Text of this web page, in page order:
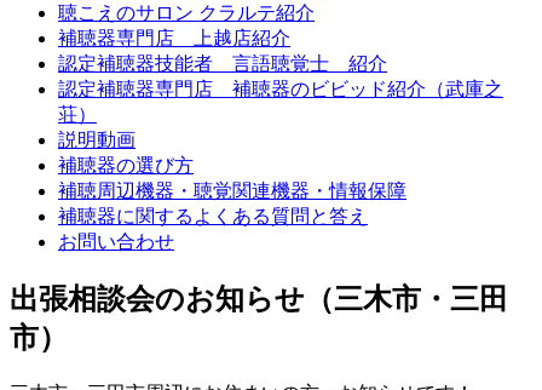
聴こえのサロン クラルテ紹介
補聴器専門店 上越店紹介
認定補聴器技能者 言語聴覚士 紹介
認定補聴器専門店 補聴器のビビッド紹介（武庫之
荘）
説明動画
補聴器の選び方
補聴周辺機器・聴覚関連機器・情報保障
補聴器に関するよくある質問と答え
お問い合わせ
出張相談会のお知らせ（三木市・三田
市）